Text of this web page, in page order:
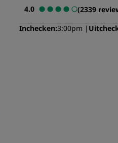
4.0
(2339
Inchecken 3:00pm